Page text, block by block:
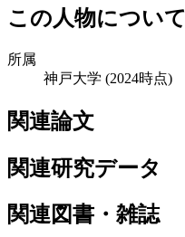
この人物について
所属
神戸大学 (2024時点)
関連論文
関連研究データ
関連図書・雑誌